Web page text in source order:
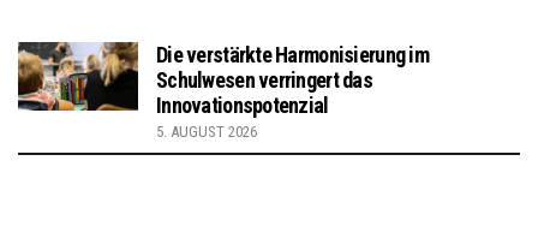
Die verstärkte Harmonisierung im
Schulwesen verringert das
Innovationspotenzial
5. AUGUST 2026